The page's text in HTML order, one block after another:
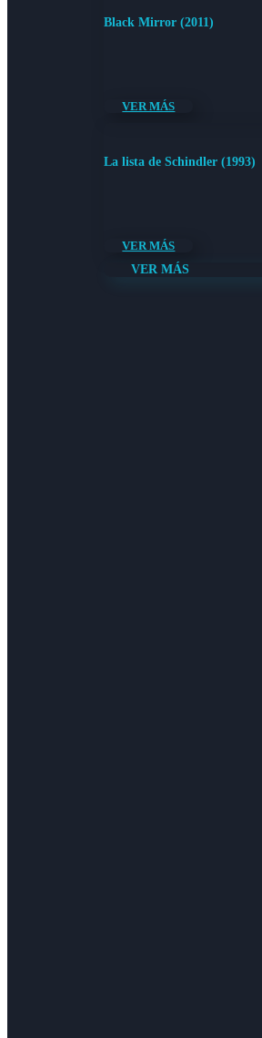
Black Mirror (2011)
VER MÁS
La lista de Schindler (1993)
VER MÁS
VER MÁS